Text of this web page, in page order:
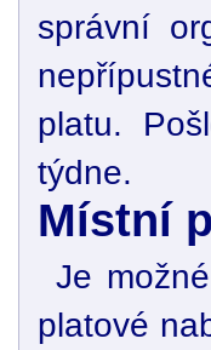
správní
platu.
týdne.
Místní
Je
platové